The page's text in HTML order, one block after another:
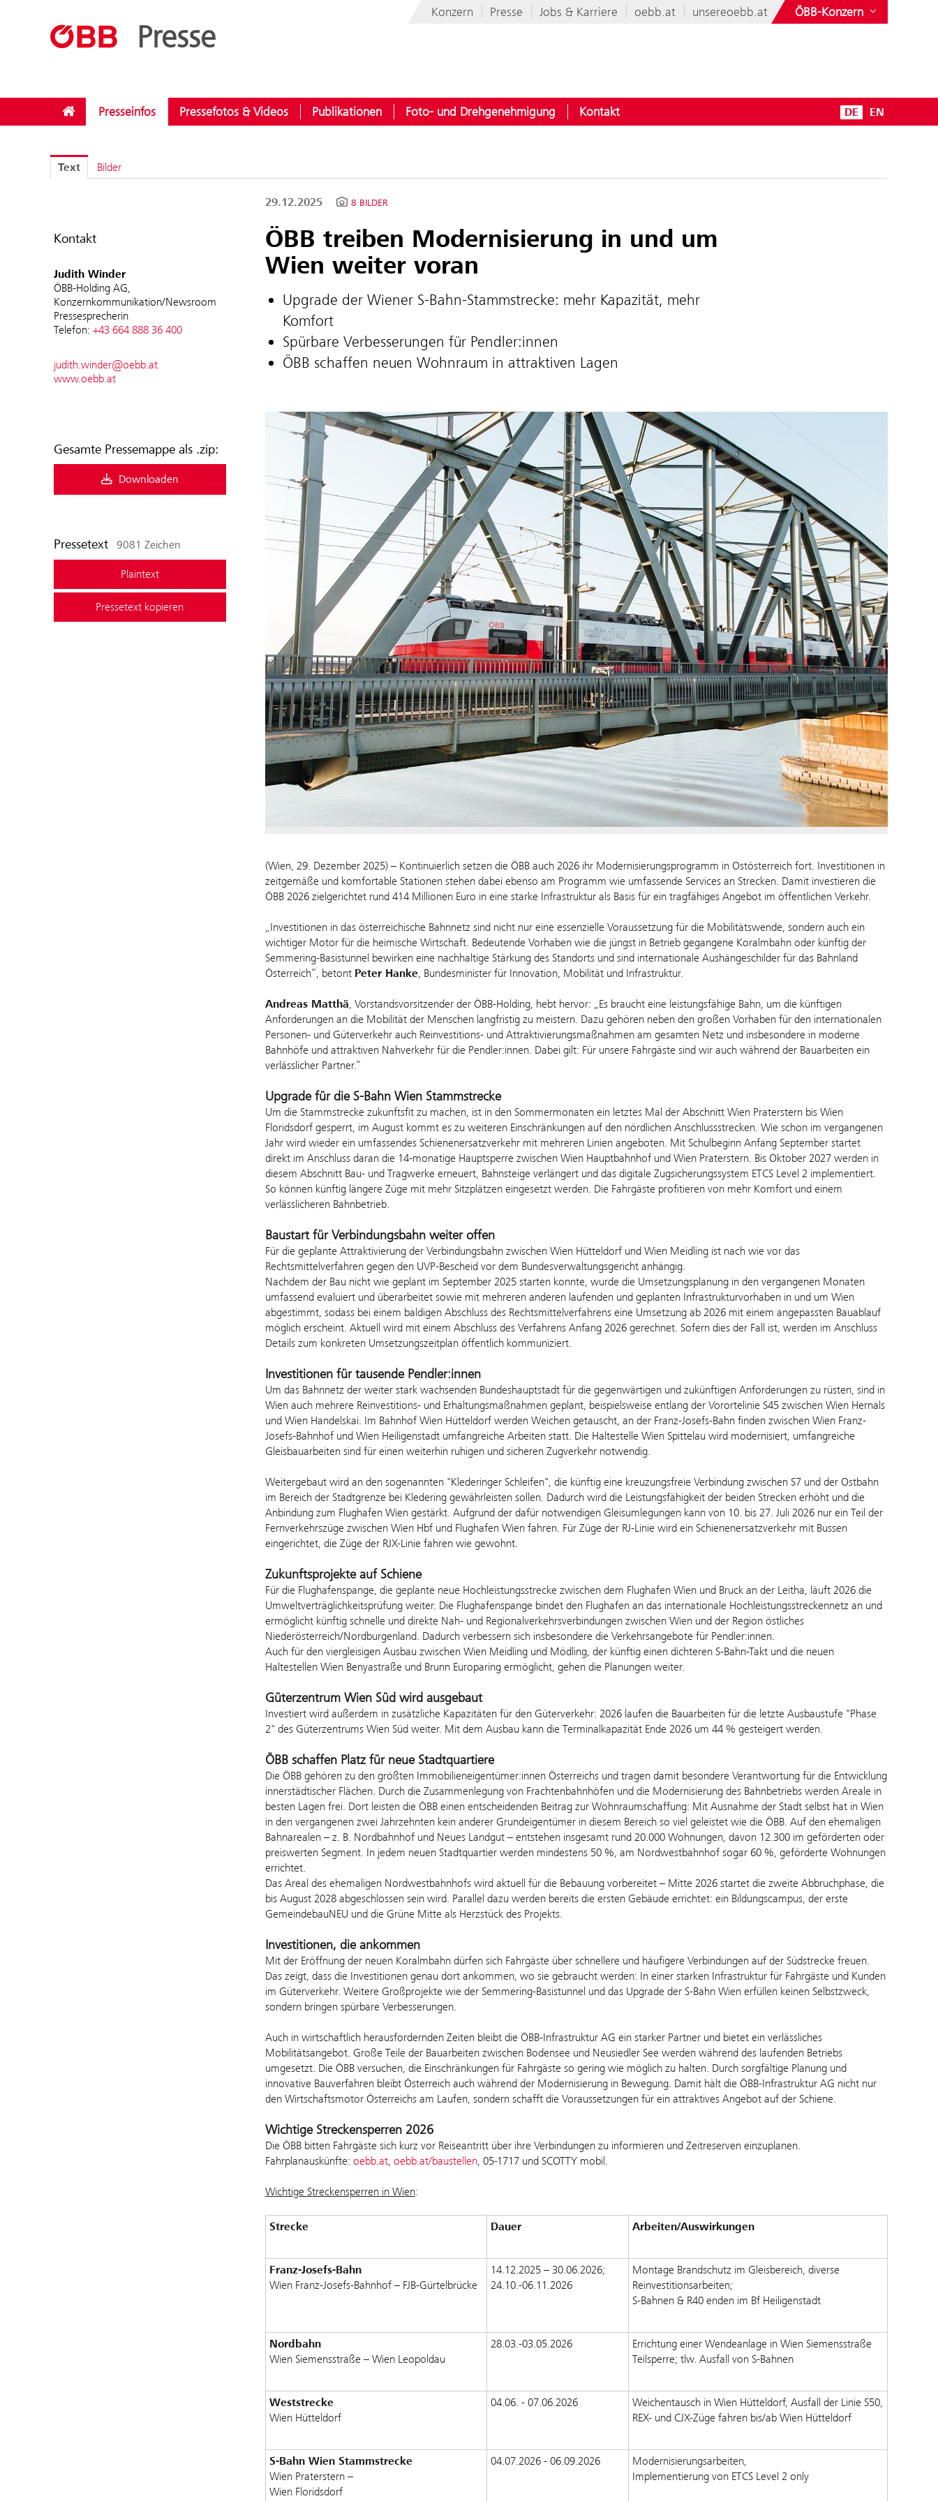
Presse
Konzern Presse Jobs & Karriere oebb.at unsereoebb.at ÖBB-Konzern
Presseinfos Pressefotos & Videos Publikationen Foto- und Drehgenehmigung Kontakt DE EN
Text Bilder
Kontakt
Judith Winder
ÖBB-Holding AG,
Konzernkommunikation/Newsroom
Pressesprecherin
Telefon: +43 664 888 36 400
judith.winder@oebb.at
www.oebb.at
Gesamte Pressemappe als .zip:
Downloaden
Pressetext 9081 Zeichen
Plaintext
Pressetext kopieren
29.12.2025 8 BILDER
ÖBB treiben Modernisierung in und um
Wien weiter voran
Upgrade der Wiener S-Bahn-Stammstrecke: mehr Kapazität, mehr
Komfort
Spürbare Verbesserungen für Pendler:innen
ÖBB schaffen neuen Wohnraum in attraktiven Lagen
(Wien, 29. Dezember 2025) – Kontinuierlich setzen die ÖBB auch 2026 ihr Modernisierungsprogramm in Ostösterreich fort. Investitionen in
zeitgemäße und komfortable Stationen stehen dabei ebenso am Programm wie umfassende Services an Strecken. Damit investieren die
ÖBB 2026 zielgerichtet rund 414 Millionen Euro in eine starke Infrastruktur als Basis für ein tragfähiges Angebot im öffentlichen Verkehr.
„Investitionen in das österreichische Bahnnetz sind nicht nur eine essenzielle Voraussetzung für die Mobilitätswende, sondern auch ein
wichtiger Motor für die heimische Wirtschaft. Bedeutende Vorhaben wie die jüngst in Betrieb gegangene Koralmbahn oder künftig der
Semmering-Basistunnel bewirken eine nachhaltige Stärkung des Standorts und sind internationale Aushängeschilder für das Bahnland
Österreich“, betont Peter Hanke, Bundesminister für Innovation, Mobilität und Infrastruktur.
Andreas Matthä, Vorstandsvorsitzender der ÖBB-Holding, hebt hervor: „Es braucht eine leistungsfähige Bahn, um die künftigen
Anforderungen an die Mobilität der Menschen langfristig zu meistern. Dazu gehören neben den großen Vorhaben für den internationalen
Personen- und Güterverkehr auch Reinvestitions- und Attraktivierungsmaßnahmen am gesamten Netz und insbesondere in moderne
Bahnhöfe und attraktiven Nahverkehr für die Pendler:innen. Dabei gilt: Für unsere Fahrgäste sind wir auch während der Bauarbeiten ein
verlässlicher Partner.“
Upgrade für die S-Bahn Wien Stammstrecke
Um die Stammstrecke zukunftsfit zu machen, ist in den Sommermonaten ein letztes Mal der Abschnitt Wien Praterstern bis Wien
Floridsdorf gesperrt, im August kommt es zu weiteren Einschränkungen auf den nördlichen Anschlussstrecken. Wie schon im vergangenen
Jahr wird wieder ein umfassendes Schienenersatzverkehr mit mehreren Linien angeboten. Mit Schulbeginn Anfang September startet
direkt im Anschluss daran die 14-monatige Hauptsperre zwischen Wien Hauptbahnhof und Wien Praterstern. Bis Oktober 2027 werden in
diesem Abschnitt Bau- und Tragwerke erneuert, Bahnsteige verlängert und das digitale Zugsicherungssystem ETCS Level 2 implementiert.
So können künftig längere Züge mit mehr Sitzplätzen eingesetzt werden. Die Fahrgäste profitieren von mehr Komfort und einem
verlässlicheren Bahnbetrieb.
Baustart für Verbindungsbahn weiter offen
Für die geplante Attraktivierung der Verbindungsbahn zwischen Wien Hütteldorf und Wien Meidling ist nach wie vor das
Rechtsmittelverfahren gegen den UVP-Bescheid vor dem Bundesverwaltungsgericht anhängig.
Nachdem der Bau nicht wie geplant im September 2025 starten konnte, wurde die Umsetzungsplanung in den vergangenen Monaten
umfassend evaluiert und überarbeitet sowie mit mehreren anderen laufenden und geplanten Infrastrukturvorhaben in und um Wien
abgestimmt, sodass bei einem baldigen Abschluss des Rechtsmittelverfahrens eine Umsetzung ab 2026 mit einem angepassten Bauablauf
möglich erscheint. Aktuell wird mit einem Abschluss des Verfahrens Anfang 2026 gerechnet. Sofern dies der Fall ist, werden im Anschluss
Details zum konkreten Umsetzungszeitplan öffentlich kommuniziert.
Investitionen für tausende Pendler:innen
Um das Bahnnetz der weiter stark wachsenden Bundeshauptstadt für die gegenwärtigen und zukünftigen Anforderungen zu rüsten, sind in
Wien auch mehrere Reinvestitions- und Erhaltungsmaßnahmen geplant, beispielsweise entlang der Vorortelinie S45 zwischen Wien Hernals
und Wien Handelskai. Im Bahnhof Wien Hütteldorf werden Weichen getauscht, an der Franz-Josefs-Bahn finden zwischen Wien Franz-
Josefs-Bahnhof und Wien Heiligenstadt umfangreiche Arbeiten statt. Die Haltestelle Wien Spittelau wird modernisiert, umfangreiche
Gleisbauarbeiten sind für einen weiterhin ruhigen und sicheren Zugverkehr notwendig.
Weitergebaut wird an den sogenannten "Klederinger Schleifen", die künftig eine kreuzungsfreie Verbindung zwischen S7 und der Ostbahn
im Bereich der Stadtgrenze bei Kledering gewährleisten sollen. Dadurch wird die Leistungsfähigkeit der beiden Strecken erhöht und die
Anbindung zum Flughafen Wien gestärkt. Aufgrund der dafür notwendigen Gleisumlegungen kann von 10. bis 27. Juli 2026 nur ein Teil der
Fernverkehrszüge zwischen Wien Hbf und Flughafen Wien fahren. Für Züge der RJ-Linie wird ein Schienenersatzverkehr mit Bussen
eingerichtet, die Züge der RJX-Linie fahren wie gewohnt.
Zukunftsprojekte auf Schiene
Für die Flughafenspange, die geplante neue Hochleistungsstrecke zwischen dem Flughafen Wien und Bruck an der Leitha, läuft 2026 die
Umweltverträglichkeitsprüfung weiter. Die Flughafenspange bindet den Flughafen an das internationale Hochleistungsstreckennetz an und
ermöglicht künftig schnelle und direkte Nah- und Regionalverkehrsverbindungen zwischen Wien und der Region östliches
Niederösterreich/Nordburgenland. Dadurch verbessern sich insbesondere die Verkehrsangebote für Pendler:innen.
Auch für den viergleisigen Ausbau zwischen Wien Meidling und Mödling, der künftig einen dichteren S-Bahn-Takt und die neuen
Haltestellen Wien Benyastraße und Brunn Europaring ermöglicht, gehen die Planungen weiter.
Güterzentrum Wien Süd wird ausgebaut
Investiert wird außerdem in zusätzliche Kapazitäten für den Güterverkehr: 2026 laufen die Bauarbeiten für die letzte Ausbaustufe "Phase
2" des Güterzentrums Wien Süd weiter. Mit dem Ausbau kann die Terminalkapazität Ende 2026 um 44 % gesteigert werden.
ÖBB schaffen Platz für neue Stadtquartiere
Die ÖBB gehören zu den größten Immobilieneigentümer:innen Österreichs und tragen damit besondere Verantwortung für die Entwicklung
innerstädtischer Flächen. Durch die Zusammenlegung von Frachtenbahnhöfen und die Modernisierung des Bahnbetriebs werden Areale in
besten Lagen frei. Dort leisten die ÖBB einen entscheidenden Beitrag zur Wohnraumschaffung: Mit Ausnahme der Stadt selbst hat in Wien
in den vergangenen zwei Jahrzehnten kein anderer Grundeigentümer in diesem Bereich so viel geleistet wie die ÖBB. Auf den ehemaligen
Bahnarealen – z. B. Nordbahnhof und Neues Landgut – entstehen insgesamt rund 20.000 Wohnungen, davon 12.300 im geförderten oder
preiswerten Segment. In jedem neuen Stadtquartier werden mindestens 50 %, am Nordwestbahnhof sogar 60 %, geförderte Wohnungen
errichtet.
Das Areal des ehemaligen Nordwestbahnhofs wird aktuell für die Bebauung vorbereitet – Mitte 2026 startet die zweite Abbruchphase, die
bis August 2028 abgeschlossen sein wird. Parallel dazu werden bereits die ersten Gebäude errichtet: ein Bildungscampus, der erste
GemeindebauNEU und die Grüne Mitte als Herzstück des Projekts.
Investitionen, die ankommen
Mit der Eröffnung der neuen Koralmbahn dürfen sich Fahrgäste über schnellere und häufigere Verbindungen auf der Südstrecke freuen.
Das zeigt, dass die Investitionen genau dort ankommen, wo sie gebraucht werden: In einer starken Infrastruktur für Fahrgäste und Kunden
im Güterverkehr. Weitere Großprojekte wie der Semmering-Basistunnel und das Upgrade der S-Bahn Wien erfüllen keinen Selbstzweck,
sondern bringen spürbare Verbesserungen.
Auch in wirtschaftlich herausfordernden Zeiten bleibt die ÖBB-Infrastruktur AG ein starker Partner und bietet ein verlässliches
Mobilitätsangebot. Große Teile der Bauarbeiten zwischen Bodensee und Neusiedler See werden während des laufenden Betriebs
umgesetzt. Die ÖBB versuchen, die Einschränkungen für Fahrgäste so gering wie möglich zu halten. Durch sorgfältige Planung und
innovative Bauverfahren bleibt Österreich auch während der Modernisierung in Bewegung. Damit hält die ÖBB-Infrastruktur AG nicht nur
den Wirtschaftsmotor Österreichs am Laufen, sondern schafft die Voraussetzungen für ein attraktives Angebot auf der Schiene.
Wichtige Streckensperren 2026
Die ÖBB bitten Fahrgäste sich kurz vor Reiseantritt über ihre Verbindungen zu informieren und Zeitreserven einzuplanen.
Fahrplanauskünfte: oebb.at, oebb.at/baustellen, 05-1717 und SCOTTY mobil.
Wichtige Streckensperren in Wien:
Strecke Dauer Arbeiten/Auswirkungen
Franz-Josefs-Bahn
Wien Franz-Josefs-Bahnhof – FJB-Gürtelbrücke
14.12.2025 – 30.06.2026;
24.10.-06.11.2026
Montage Brandschutz im Gleisbereich, diverse
Reinvestitionsarbeiten;
S-Bahnen & R40 enden im Bf Heiligenstadt
Nordbahn
Wien Siemensstraße – Wien Leopoldau
28.03.-03.05.2026
Errichtung einer Wendeanlage in Wien Siemensstraße
Teilsperre; tlw. Ausfall von S-Bahnen
Weststrecke
Wien Hütteldorf
04.06. - 07.06.2026
Weichentausch in Wien Hütteldorf, Ausfall der Linie S50,
REX- und CJX-Züge fahren bis/ab Wien Hütteldorf
S-Bahn Wien Stammstrecke
Wien Praterstern –
Wien Floridsdorf
04.07.2026 - 06.09.2026
Modernisierungsarbeiten,
Implementierung von ETCS Level 2 only